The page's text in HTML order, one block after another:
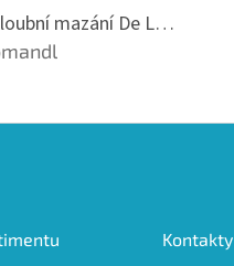
Priessnitz Kloubní mazání De Luxe, 200ml
je 5 z 5 hvězdiček.
Kontakty